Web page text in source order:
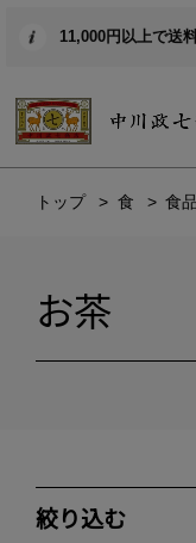
11,000円以上で送
トップ 食 食品
お茶
絞り込む